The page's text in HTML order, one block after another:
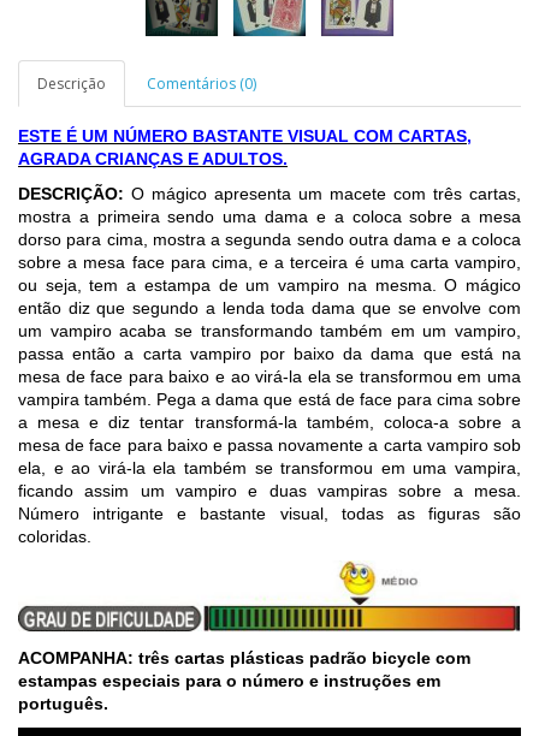
Descrição Comentários (0)
ESTE É UM NÚMERO BASTANTE VISUAL COM CARTAS,
AGRADA CRIANÇAS E ADULTOS.
DESCRIÇÃO: O mágico apresenta um macete com três cartas,
mostra a primeira sendo uma dama e a coloca sobre a mesa
dorso para cima, mostra a segunda sendo outra dama e a coloca
sobre a mesa face para cima, e a terceira é uma carta vampiro,
ou seja, tem a estampa de um vampiro na mesma. O mágico
então diz que segundo a lenda toda dama que se envolve com
um vampiro acaba se transformando também em um vampiro,
passa então a carta vampiro por baixo da dama que está na
mesa de face para baixo e ao virá-la ela se transformou em uma
vampira também. Pega a dama que está de face para cima sobre
a mesa e diz tentar transformá-la também, coloca-a sobre a
mesa de face para baixo e passa novamente a carta vampiro sob
ela, e ao virá-la ela também se transformou em uma vampira,
ficando assim um vampiro e duas vampiras sobre a mesa.
Número intrigante e bastante visual, todas as figuras são
coloridas.
ACOMPANHA: três cartas plásticas padrão bicycle com
estampas especiais para o número e instruções em
português.